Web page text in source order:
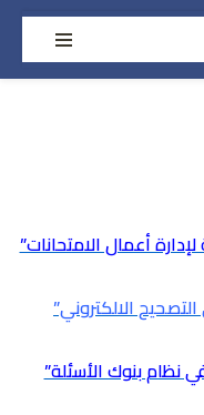
أعمال الامتحانات”
الالكتروني”
نظام بنوك الأسئلة”